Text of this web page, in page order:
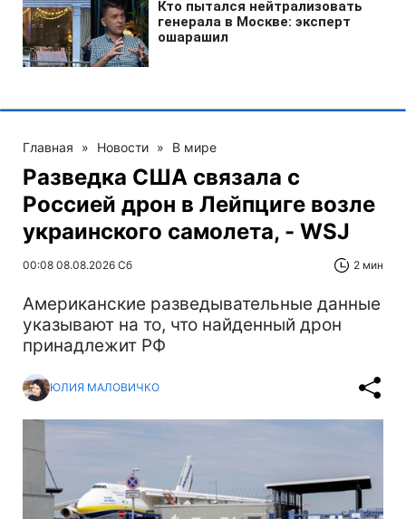
Главная » Новости » В мире
Разведка США связала с
Россией дрон в Лейпциге возле
украинского самолета, - WSJ
00:08 08.08.2026 Сб 2 мин
Американские разведывательные данные
указывают на то, что найденный дрон
принадлежит РФ
ЮЛИЯ МАЛОВИЧКО